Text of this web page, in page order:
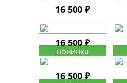
16 500 ₽
16 500 ₽
16 500 ₽